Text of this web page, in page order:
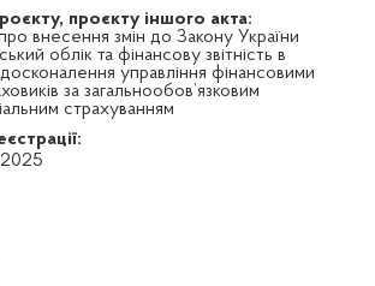
проєкту іншого акта:
внесення змін до Закону України
облік та фінансову звітність в
управління фінансовими
за загальнообов’язковим
страхуванням